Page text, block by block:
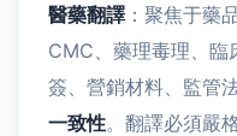
醫藥翻譯 ：聚焦于藥
CMC、藥理毒理、臨
簽、營銷材料、監管
一致性。翻譯必須嚴